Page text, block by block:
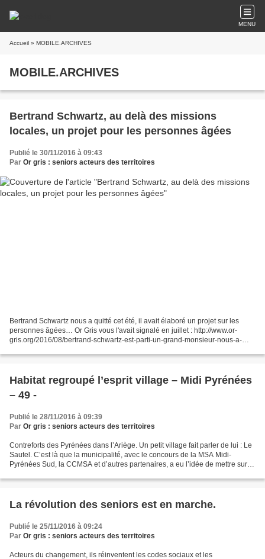
MENU
Accueil » MOBILE.ARCHIVES
MOBILE.ARCHIVES
Bertrand Schwartz, au delà des missions
locales, un projet pour les personnes âgées
Publié le 30/11/2016 à 09:43
Par Or gris : seniors acteurs des territoires
Bertrand Schwartz nous a quitté cet été, il avait élaboré un projet sur les
personnes âgées… Or Gris vous l'avait signalé en juillet : http://www.or-
gris.org/2016/08/bertrand-schwartz-est-parti-un-grand-monsieur-nous-a-
Habitat regroupé l’esprit village – Midi Pyrénées
– 49 -
Publié le 28/11/2016 à 09:39
Par Or gris : seniors acteurs des territoires
Contreforts des Pyrénées dans l’Ariège. Un petit village fait parler de lui : Le
Sautel. C’est là que la municipalité, avec le concours de la MSA Midi-
Pyrénées Sud, la CCMSA et d’autres partenaires, a eu l’idée de mettre sur
La révolution des seniors est en marche.
Publié le 25/11/2016 à 09:24
Par Or gris : seniors acteurs des territoires
Acteurs du changement, ils réinventent les codes sociaux et les